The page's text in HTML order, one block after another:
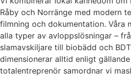
Råby och Norränge med modern
filmning och dokumentation. Våra
alla typer av avloppslösningar –
slamavskiljare till biobädd och
dimensionerar alltid enligt
totalentreprenör samordnar vi